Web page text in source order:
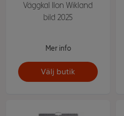
Väggkal Ilon Wikland
bild 2025
Mer info
Välj butik